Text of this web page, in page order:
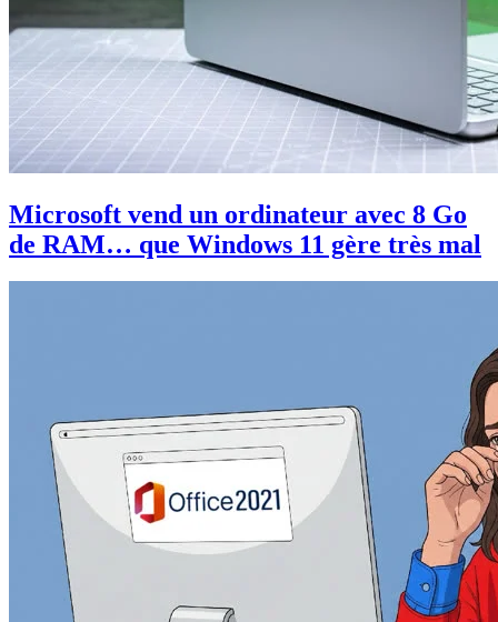
Microsoft vend un ordinateur avec 8 Go
de RAM… que Windows 11 gère très mal